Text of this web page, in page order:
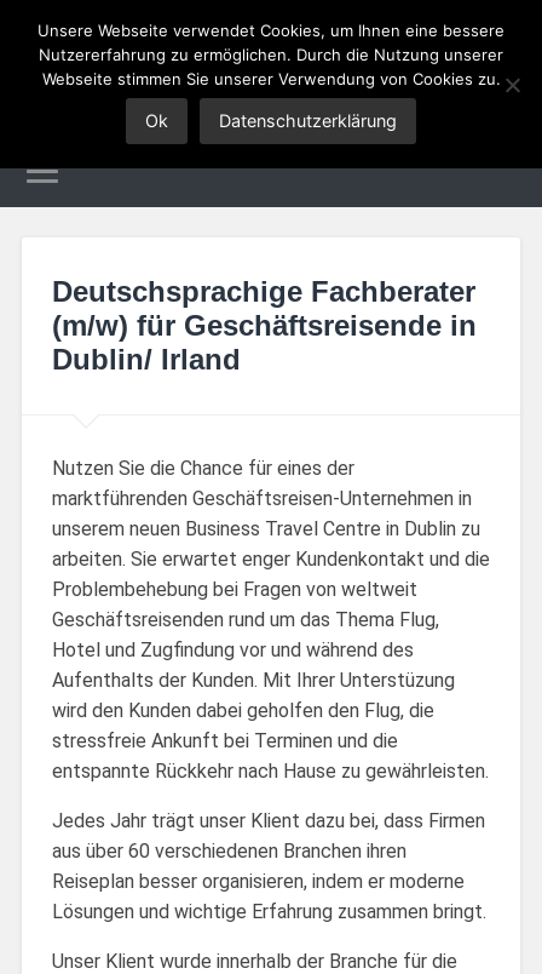
Tourismus Jobs
Deutschsprachige Fachberater
(m/w) für Geschäftsreisende in
Dublin/ Irland
Nutzen Sie die Chance für eines der
marktführenden Geschäftsreisen-Unternehmen in
unserem neuen Business Travel Centre in Dublin zu
arbeiten. Sie erwartet enger Kundenkontakt und die
Problembehebung bei Fragen von weltweit
Geschäftsreisenden rund um das Thema Flug,
Hotel und Zugfindung vor und während des
Aufenthalts der Kunden. Mit Ihrer Unterstüzung
wird den Kunden dabei geholfen den Flug, die
stressfreie Ankunft bei Terminen und die
entspannte Rückkehr nach Hause zu gewährleisten.
Jedes Jahr trägt unser Klient dazu bei, dass Firmen
aus über 60 verschiedenen Branchen ihren
Reiseplan besser organisieren, indem er moderne
Lösungen und wichtige Erfahrung zusammen bringt.
Unser Klient wurde innerhalb der Branche für die
Unsere Webseite verwendet Cookies, um Ihnen eine bessere
Nutzererfahrung zu ermöglichen. Durch die Nutzung unserer
Webseite stimmen Sie unserer Verwendung von Cookies zu.
Ok Datenschutzerklärung